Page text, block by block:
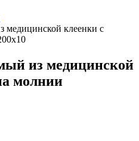
медицинской клеенки с
из медицинской
молнии